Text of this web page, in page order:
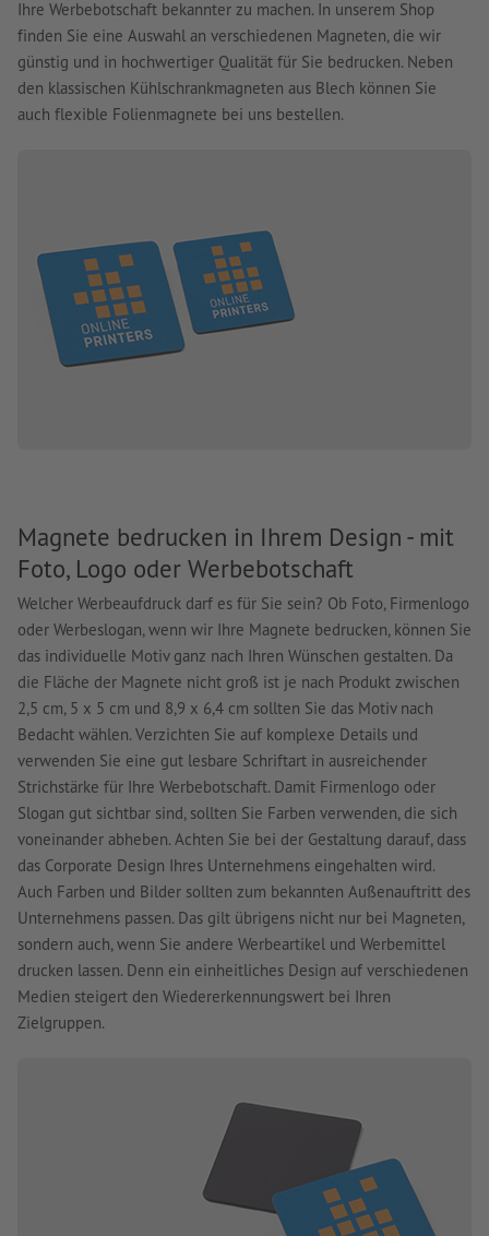
Ihre Werbebotschaft bekannter zu machen. In unserem Shop
finden Sie eine Auswahl an verschiedenen Magneten, die wir
günstig und in hochwertiger Qualität für Sie bedrucken. Neben
den klassischen Kühlschrankmagneten aus Blech können Sie
auch flexible Folienmagnete bei uns bestellen.
Magnete bedrucken in Ihrem Design - mit
Foto, Logo oder Werbebotschaft
Welcher Werbeaufdruck darf es für Sie sein? Ob Foto, Firmenlogo
oder Werbeslogan, wenn wir Ihre Magnete bedrucken, können Sie
das individuelle Motiv ganz nach Ihren Wünschen gestalten. Da
die Fläche der Magnete nicht groß ist je nach Produkt zwischen
2,5 cm, 5 x 5 cm und 8,9 x 6,4 cm sollten Sie das Motiv nach
Bedacht wählen. Verzichten Sie auf komplexe Details und
verwenden Sie eine gut lesbare Schriftart in ausreichender
Strichstärke für Ihre Werbebotschaft. Damit Firmenlogo oder
Slogan gut sichtbar sind, sollten Sie Farben verwenden, die sich
voneinander abheben. Achten Sie bei der Gestaltung darauf, dass
das Corporate Design Ihres Unternehmens eingehalten wird.
Auch Farben und Bilder sollten zum bekannten Außenauftritt des
Unternehmens passen. Das gilt übrigens nicht nur bei Magneten,
sondern auch, wenn Sie andere Werbeartikel und Werbemittel
drucken lassen. Denn ein einheitliches Design auf verschiedenen
Medien steigert den Wiedererkennungswert bei Ihren
Zielgruppen.